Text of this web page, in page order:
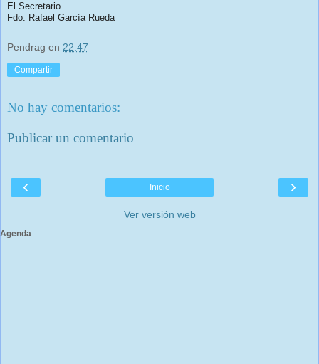
El Secretario
Fdo: Rafael García Rueda
Pendrag en 22:47
Compartir
No hay comentarios:
Publicar un comentario
‹ ›
Inicio
Ver versión web
Agenda